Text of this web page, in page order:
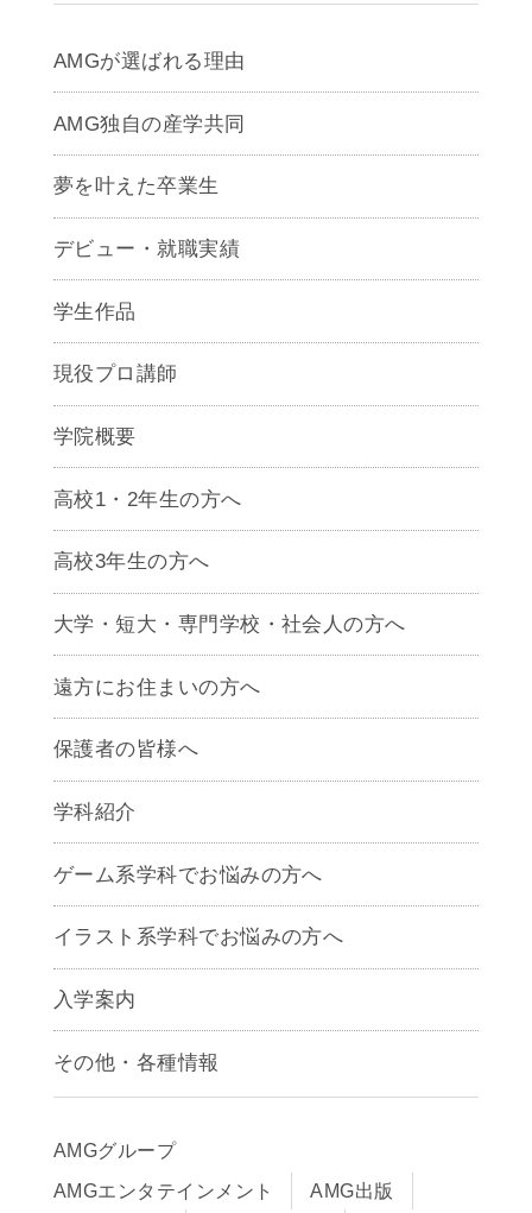
AMGが選ばれる理由
AMG独自の産学共同
夢を叶えた卒業生
デビュー・就職実績
学生作品
現役プロ講師
学院概要
高校1・2年生の方へ
高校3年生の方へ
大学・短大・専門学校・社会人の方へ
遠方にお住まいの方へ
保護者の皆様へ
学科紹介
ゲームクリエイター学科
CG学科
アニメーション学科
声優学科
ゲーム系学科でお悩みの方へ
イラスト系学科でお悩みの方へ
入学案内
募集要項
早期出願制度・AOエントリー
入学までの流れ
学費サポート・各種制度
その他・各種情報
アクセス
サイトポリシー
AMGグループ
AMGエンタテインメント
AMG出版